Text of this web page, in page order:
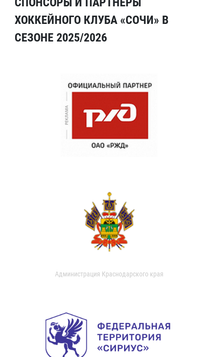
ХОККЕЙНОГО КЛУБА «СОЧИ» В
СЕЗОНЕ 2025/2026
Администрация Краснодарского края